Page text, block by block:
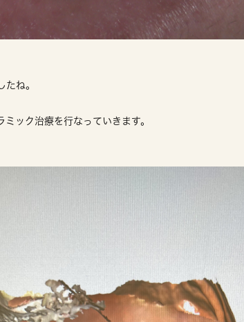
たね。
ック治療を行なっていきます。